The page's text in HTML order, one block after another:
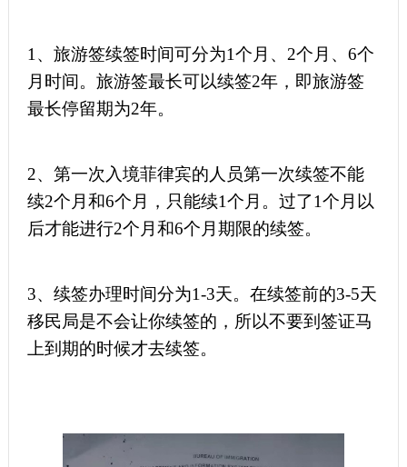
1、旅游签续签时间可分为1个月、2个月、6个
月时间。旅游签最长可以续签2年，即旅游签
最长停留期为2年。
2、 第一次入境菲律宾的人员第一次续签不能
续2个月和6个月，只能续1个月。过了1个月以
后才能进行2个月和6个月期限的续签。
3、续签办理时间分为1-3天。在续签前的3-5天
移民局是不会让你续签的，所以不要到签证马
上到期的时候才去续签。